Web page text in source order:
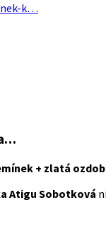
k…
+ zlatá
Atigu Sobotková